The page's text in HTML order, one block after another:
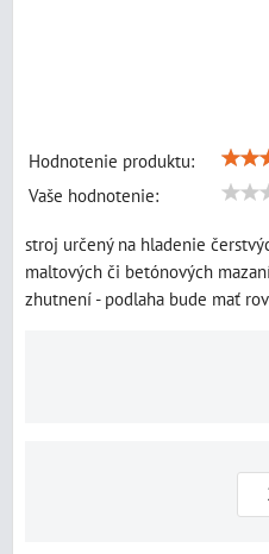
Hodnotenie produktu:
Vaše hodnotenie:
stroj určený na hladenie
maltových či betónových
zhutnení - podlaha bude mať